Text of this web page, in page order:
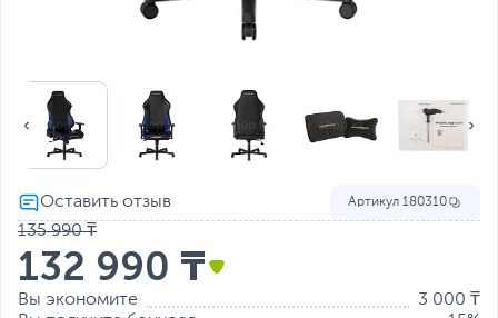
Артикул 180310
135 990 ₸
132 990 ₸
Вы экономите
3 000 ₸